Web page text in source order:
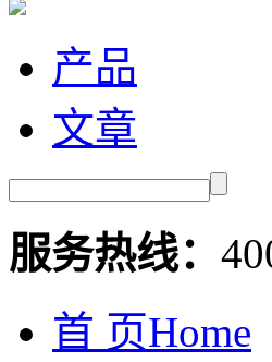
产品
文章
服务热线：
首 页Home